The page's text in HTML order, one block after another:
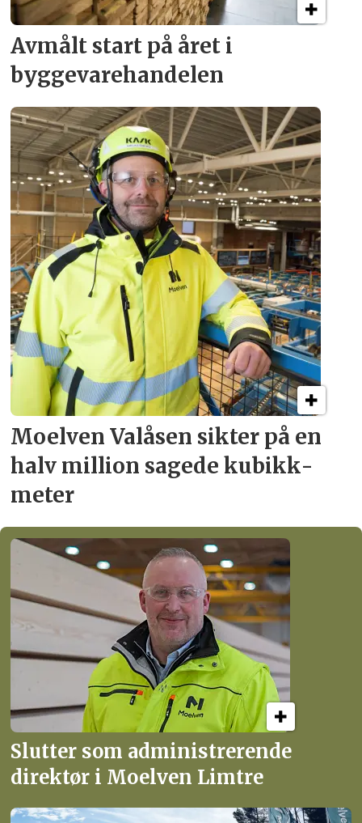
Avmålt start på året i
byggevare­handelen
Moelven Valåsen sikter på en
halv million sagede kubikk­
meter
Slutter som administrerende
direktør i Moelven Limtre